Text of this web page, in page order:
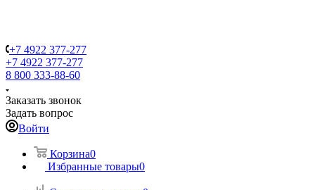
+7 4922 377-277
+7 4922 377-277
8 800 333-88-60
Заказать звонок
Задать вопрос
Войти
Корзина0
Избранные товары0